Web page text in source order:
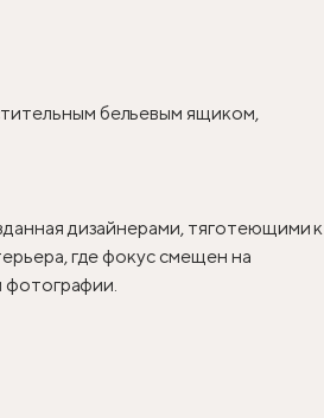
бельевым ящиком,
дизайнерами, тяготеющими к
где фокус смещен на
фотографии.